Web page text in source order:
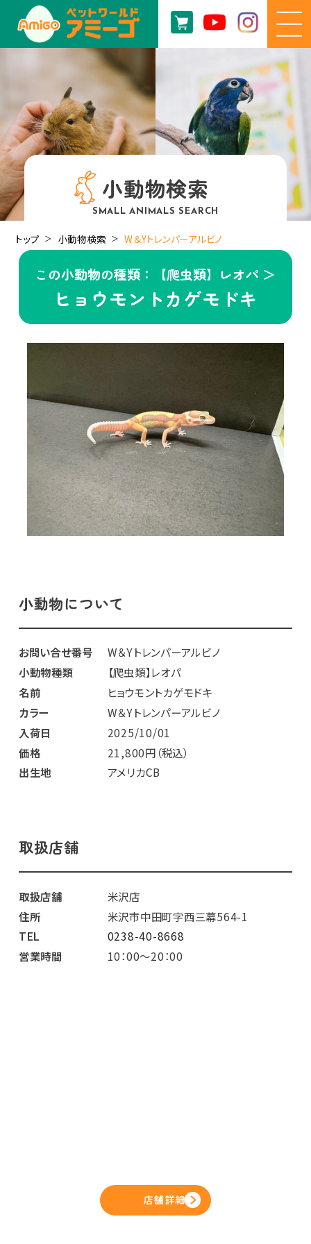
小動物検索
SMALL ANIMALS SEARCH
トップ 小動物検索 W＆Yトレンパーアルビノ
この小動物の種類：【爬虫類】レオパ ＞
ヒョウモントカゲモドキ
小動物について
お問い合せ番号
W＆Yトレンパーアルビノ
小動物種類
【爬虫類】レオパ
名前
ヒョウモントカゲモドキ
カラー
W＆Yトレンパーアルビノ
入荷日
2025/10/01
価格
21,800円（税込）
出生地
アメリカCB
取扱店舗
取扱店舗
米沢店
住所
米沢市中田町字西三幕564-1
TEL
0238-40-8668
営業時間
10：00～20：00
店舗詳細